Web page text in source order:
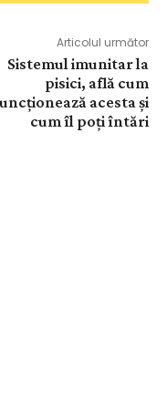
Articolul următor
Sistemul imunitar la
pisici, află cum
acesta și
cum îl poți întări